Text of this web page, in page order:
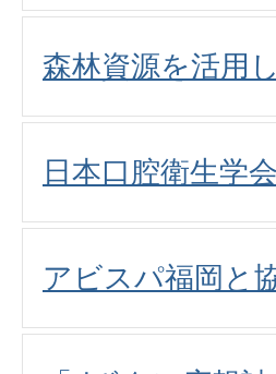
森林資源を活用
日本口腔衛生学
アビスパ福岡と